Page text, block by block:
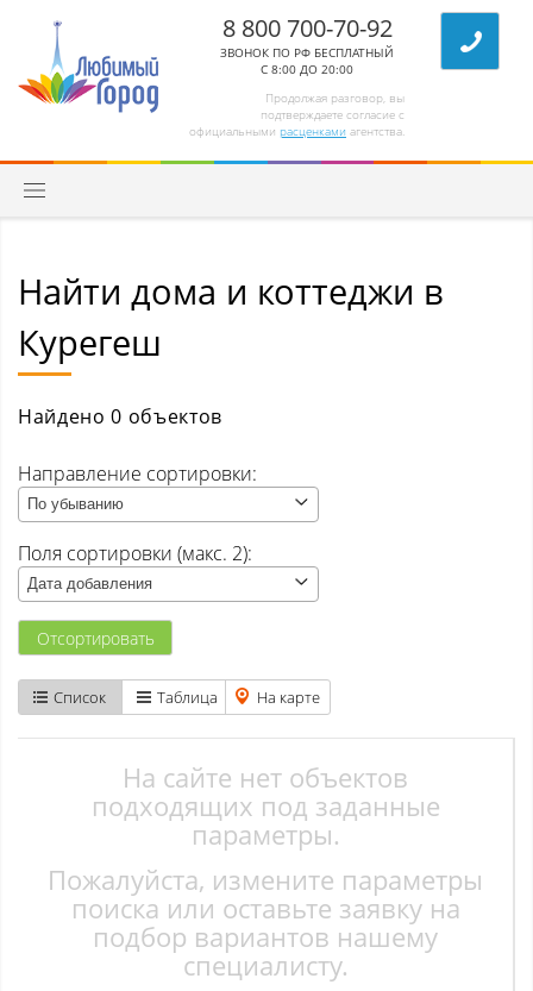
Продолжая разговор, вы
подтверждаете согласие с
официальными расценками агентства.
8 800 700-70-92
ЗВОНОК ПО РФ БЕСПЛАТНЫЙ
С 8:00 ДО 20:00
Квартиры
Комнаты/секции
Апанас
Атаманово
Безруково
Вишенка тер. СНТ
Высокий
Гурьевск
Найти дома и коттеджи в
Курегеш
Найдено 0 объектов
Направление сортировки:
По убыванию
Поля сортировки (макс. 2):
Дата добавления
Отсортировать
Список Таблица На карте
На сайте нет объектов
подходящих под заданные
параметры.
Пожалуйста, измените параметры
поиска или оставьте заявку на
подбор вариантов нашему
специалисту.